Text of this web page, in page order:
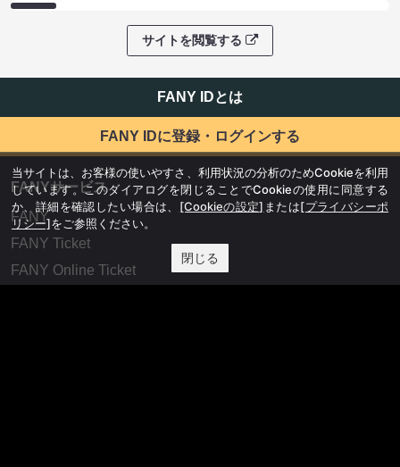
サイトを閲覧する
FANY IDとは
FANY IDに登録・ログインする
FANYサービス
FANY
FANY Ticket
FANY Online Ticket
当サイトは、お客様の使いやすさ、利用状況の分析のためCookieを利用
しています。このダイアログを閉じることでCookieの使用に同意する
か、詳細を確認したい場合は、 [Cookieの設定] または[プライバシーポ
リシー]をご参照ください。
閉じる